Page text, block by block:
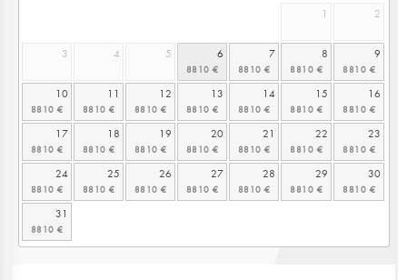
1
2
3 4 5 6 7 8 9
10 11 12 13 14 15 16
17 18 19 20 21 22 23
24 25 26 27 28 29 30
31